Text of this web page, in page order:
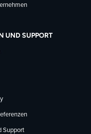
UND SUPPORT
Support